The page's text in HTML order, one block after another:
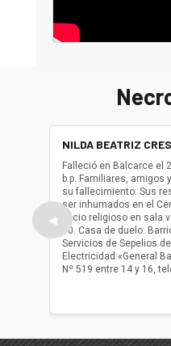
◀
NILDA BEATRIZ
Falleció en Balcarce el
b.p. Familiares, amigos
su fallecimiento. Sus
ser inhumados en el
oficio religioso en sala
10. Casa de duelo:
Servicios de Sepelios
Electricidad «General
Nº 519 entre 14 y 16,